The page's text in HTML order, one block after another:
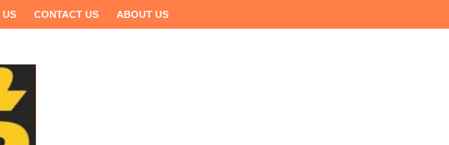
US CONTACT US ABOUT US